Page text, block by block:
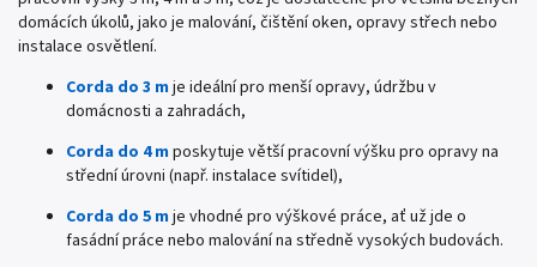
domácích úkolů, jako je malování, čištění oken, opravy střech nebo
instalace osvětlení.
Corda do 3 mje ideální pro menší opravy, údržbu v
domácnosti a zahradách,
Corda do 4 mposkytuje větší pracovní výšku pro opravy na
střední úrovni (např. instalace svítidel),
Corda do 5 mje vhodné pro výškové práce, ať už jde o
fasádní práce nebo malování na středně vysokých budovách.